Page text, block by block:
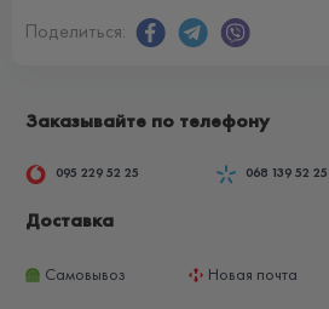
Поделиться:
Заказывайте по телефону
095 229 52 25 068 139 52 25
Доставка
Самовывоз Новая почта